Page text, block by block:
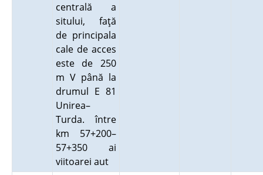
centrală a
sitului, faţă
de principala
cale de acces
este de 250
m V până la
drumul E 81
Unirea–
Turda. între
km 57+200–
57+350 ai
viitoarei aut